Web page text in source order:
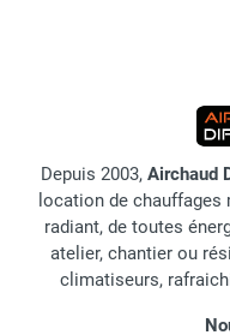
Depuis 2003, Airchaud
location de
radiant, de toutes
atelier, chantier ou
climatiseurs,